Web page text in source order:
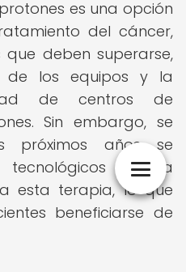
es una opción
del cáncer,
deben superarse,
los equipos y la
de centros de
Sin embargo, se
próximos años se
tecnológicos y una
esta terapia, lo que
beneficiarse de